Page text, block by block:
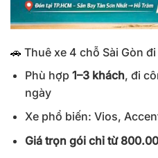
🚗 Thuê xe 4 chỗ Sài Gòn
Phù hợp 1–3 khách, đi
ngày
Xe phổ biến: Vios,
Giá trọn gói chỉ từ